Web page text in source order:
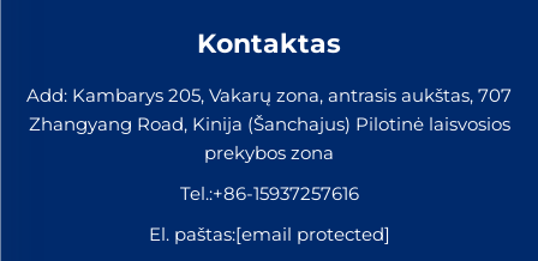
Kontaktas
Add: Kambarys 205, Vakarų zona, antrasis aukštas, 707
Zhangyang Road, Kinija (Šanchajus) Pilotinė laisvosios
prekybos zona
Tel.:+86-15937257616
El. paštas:[email protected]